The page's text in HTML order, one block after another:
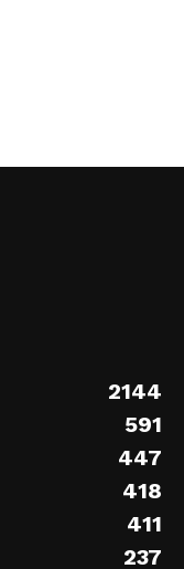
2144
591
447
418
411
237